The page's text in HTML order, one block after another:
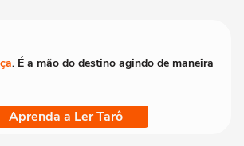
. É a mão do destino agindo de maneira
Aprenda a Ler Tarô